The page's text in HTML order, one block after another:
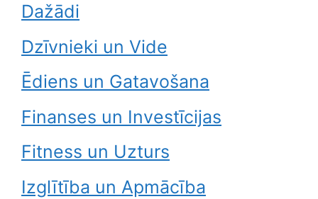
Dažādi
Dzīvnieki un Vide
Ēdiens un Gatavošana
Finanses un Investīcijas
Fitness un Uzturs
Izglītība un Apmācība